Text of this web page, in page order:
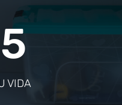
VIDA